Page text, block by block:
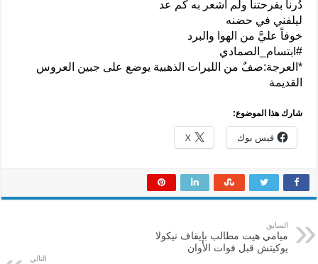
دُرنا بفرحتنا ولم أشعر به كم عد
ليلفني في حضنه
خوفاً عليَّ من الهوا والبرد
#ابتسام_الصمادي
*العرجة:صفٌ من الليرات الذهبية يوضع على جبين العروس
القديمة
شارك هذا الموضوع:
فيس بوك X
السابق
ميامي هيت مطالب بإيقاف نيكولا
يوكيتش قبل فوات الأوان
التالي